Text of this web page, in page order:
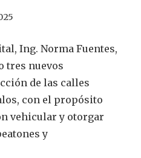
Ing. Norma Fuentes,
tres nuevos
de las calles
con el propósito
vehicular y otorgar
y